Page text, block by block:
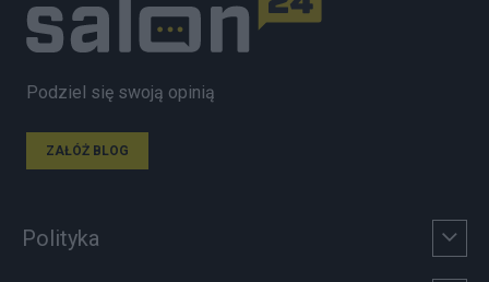
Podziel się swoją opinią
ZAŁÓŻ BLOG
Polityka